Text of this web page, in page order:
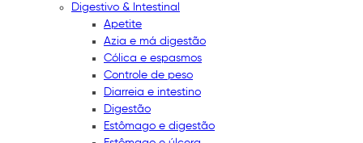
Digestivo & Intestinal
Apetite
Azia e má digestão
Cólica e espasmos
Controle de peso
Diarreia e intestino
Digestão
Estômago e digestão